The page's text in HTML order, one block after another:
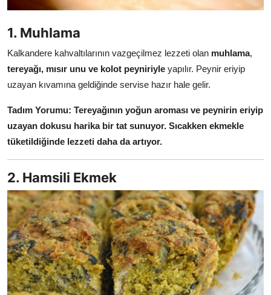
Anne & Bebek Beslenmesi
Mutfak Sırları & Teknikler
Gıda Sözlüğü & Nedir?
1. Muhlama
Kalkandere kahvaltılarının vazgeçilmez lezzeti olan muhlama,
tereyağı, mısır unu ve kolot peyniriyle yapılır. Peynir eriyip
uzayan kıvamına geldiğinde servise hazır hale gelir.
Tadım Yorumu: Tereyağının yoğun aroması ve peynirin eriyip
uzayan dokusu harika bir tat sunuyor. Sıcakken ekmekle
tüketildiğinde lezzeti daha da artıyor.
2. Hamsili Ekmek